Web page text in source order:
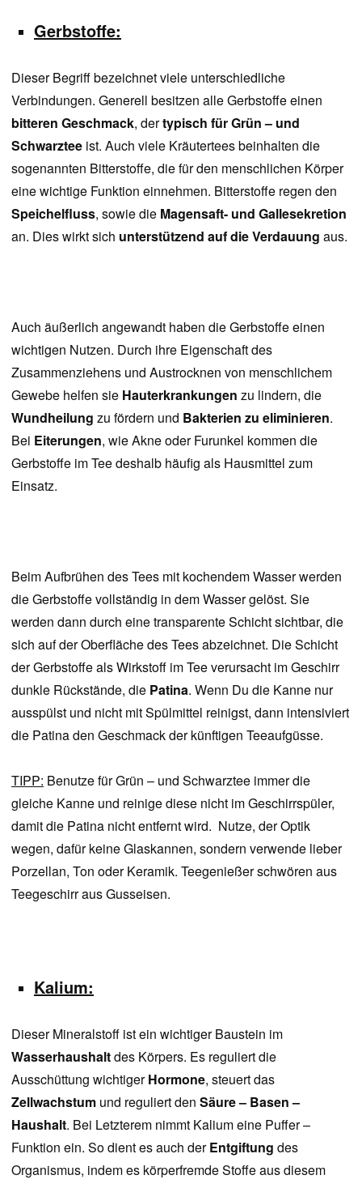
Gerbstoffe:
Dieser Begriff bezeichnet viele unterschiedliche
Verbindungen. Generell besitzen alle Gerbstoffe einen
bitteren Geschmack, dertypisch für Grün – und
Schwarztee ist. Auch viele Kräutertees beinhalten die
sogenannten Bitterstoffe, die für den menschlichen Körper
eine wichtige Funktion einnehmen. Bitterstoffe regen den
Speichelfluss, sowie die Magensaft- und Gallesekretion
an. Dies wirkt sich unterstützend auf die Verdauung aus.
Auch äußerlich angewandt haben die Gerbstoffe einen
wichtigen Nutzen. Durch ihre Eigenschaft des
Zusammenziehens und Austrocknen von menschlichem
Gewebe helfen sie Hauterkrankungen zu lindern, die
Wundheilung zu fördern und Bakterien zu eliminieren.
Bei Eiterungen, wie Akne oder Furunkel kommen die
Gerbstoffe im Tee deshalb häufig als Hausmittel zum
Einsatz.
Beim Aufbrühen des Tees mit kochendem Wasser werden
die Gerbstoffe vollständig in dem Wasser gelöst. Sie
werden dann durch eine transparente Schicht sichtbar, die
sich auf der Oberfläche des Tees abzeichnet. Die Schicht
der Gerbstoffe als Wirkstoff im Tee verursacht im Geschirr
dunkle Rückstände, die Patina. Wenn Du die Kanne nur
ausspülst und nicht mit Spülmittel reinigst, dann intensiviert
die Patina den Geschmack der künftigen Teeaufgüsse.
TIPP: Benutze für Grün – und Schwarztee immer die
gleiche Kanne und reinige diese nicht im Geschirrspüler,
damit die Patina nicht entfernt wird. Nutze, der Optik
wegen, dafür keine Glaskannen, sondern verwende lieber
Porzellan, Ton oder Keramik. Teegenießer schwören aus
Teegeschirr aus Gusseisen.
Kalium:
Dieser Mineralstoff ist ein wichtiger Baustein im
Wasserhaushaltdes Körpers. Es reguliert die
Ausschüttung wichtigerHormone, steuert das
Zellwachstum und reguliert den Säure – Basen –
Haushalt. Bei Letzterem nimmt Kalium eine Puffer –
Funktion ein. So dient es auch derEntgiftung des
Organismus, indem es körperfremde Stoffe aus diesem